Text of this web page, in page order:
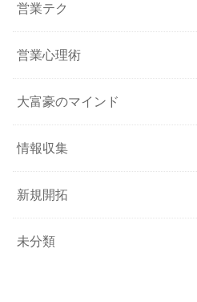
営業テク
営業心理術
大富豪のマインド
情報収集
新規開拓
未分類